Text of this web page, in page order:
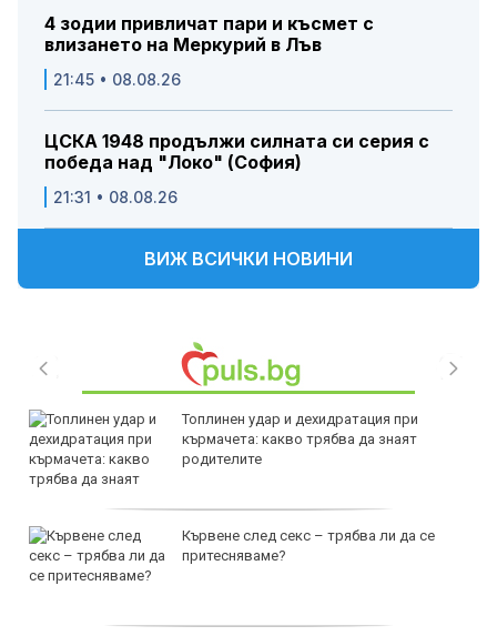
4 зодии привличат пари и късмет с
влизането на Меркурий в Лъв
21:45 • 08.08.26
ЦСКА 1948 продължи силната си серия с
победа над "Локо" (София)
21:31 • 08.08.26
ВИЖ ВСИЧКИ НОВИНИ
Топлинен удар и дехидратация при
кърмачета: какво трябва да знаят
родителите
Кървене след секс – трябва ли да се
притесняваме?